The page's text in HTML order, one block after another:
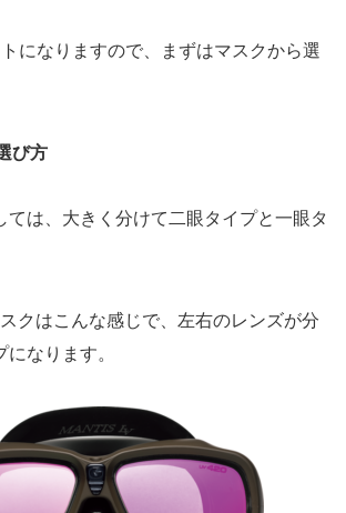
になりますので、まずはマスクから選
び方
ては、大きく分けて二眼タイプと一眼タ
クはこんな感じで、左右のレンズが分
なります。